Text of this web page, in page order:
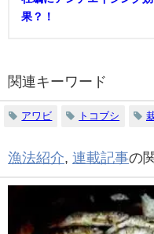
果？！
関連キーワード
アワビ トコブシ
漁法紹介, 連載記事の